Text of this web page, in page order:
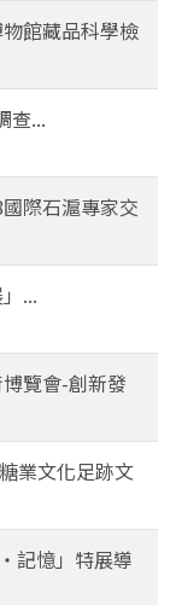
館藏品科學檢
查...
際石滬專家交
...
覽會-創新發
業文化足跡文
記憶」特展導